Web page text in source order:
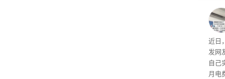
近日
发网
自己
月电